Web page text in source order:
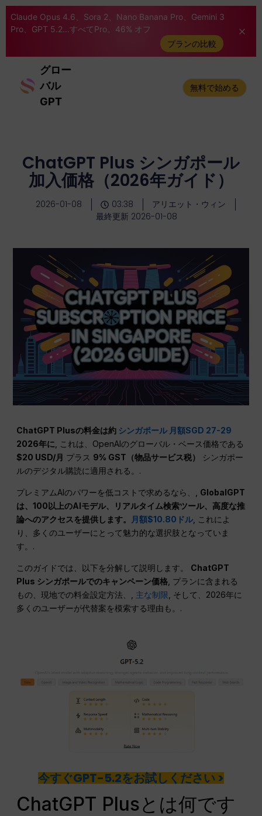
Claude Opus 4.6、Sora 2、Nano Banana Pro、Gemini 3
Pro、GPT 5.2...すべてPro。46% オフ
プランの比較
グロー
バル
GPT
無料で始める
ChatGPT Plus シンガポール
加入価格（2026年ガイド）
2026-01-08 03:38
アリエット・ウィン
最終更新 2026-01-08
ChatGPT Plusの料金は約 シンガポール 月額SGD 27-29
2026年に , これは、OpenAIのグローバル・ベース価格である
$20 USD/月 プラス 9% GST（物品サービス税）
シンガポー
ルのデジタル購読に適用される。.
プレミアムAIのパワーを低コストで求めるなら、, GlobalGPT
は、100以上のAIモデル、リアルタイム検索ツール、高度な推
論へのアクセスを提供します。
月額$10.80ドル, これによ
り、多くのユーザーにとって魅力的な選択肢となっていま
す。.
このガイドでは、以下を分解して説明します。 ChatGPT
Plus シンガポールでのキャンペーン価格, プランに含まれる
もの、現地での料金設定方法、, 主な制限, そして、2026年に
多くのユーザーが代替案を模索する理由も。.
今すぐGPT-5.2をお試しください >
ChatGPT Plusとは何です